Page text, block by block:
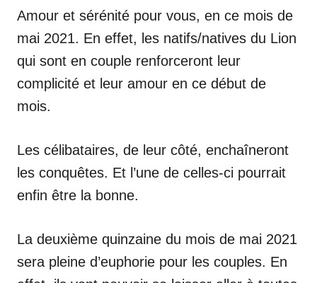
Amour et sérénité pour vous, en ce mois de
mai 2021. En effet, les natifs/natives du Lion
qui sont en couple renforceront leur
complicité et leur amour en ce début de
mois.
Les célibataires, de leur côté, enchaîneront
les conquêtes. Et l’une de celles-ci pourrait
enfin être la bonne.
La deuxième quinzaine du mois de mai 2021
sera pleine d’euphorie pour les couples. En